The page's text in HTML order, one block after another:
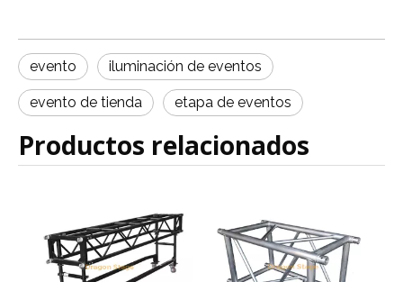
evento iluminación de eventos
evento de tienda etapa de eventos
Productos relacionados